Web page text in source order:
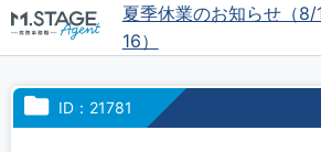
夏季休業のお知らせ（8/
16）
ID：21781